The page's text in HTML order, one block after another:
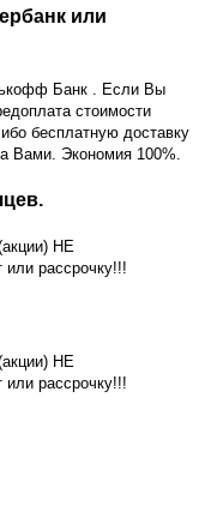
или
Банк
. Если Вы
стоимости
бесплатную доставку
Вами. Экономия 100%.
НЕ
рассрочку!!!
НЕ
рассрочку!!!